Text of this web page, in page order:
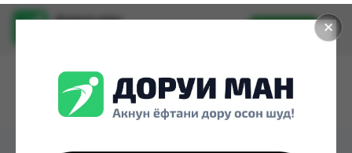
✕
Доруи ман
Установить